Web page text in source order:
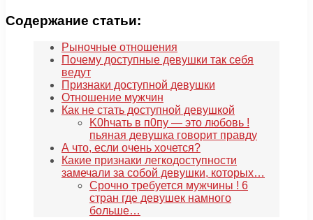
Содержание статьи:
Рыночные отношения
Почему доступные девушки так себя
ведут
Признаки доступной девушки
Отношение мужчин
Как не стать доступной девушкой
K0hчать в п0пу — это любовь !
пьяная девушка говорит правду
А что, если очень хочется?
Какие признаки легкодоступности
замечали за собой девушки, которых…
Срочно требуется мужчины ! 6
стран где девушек намного
больше…